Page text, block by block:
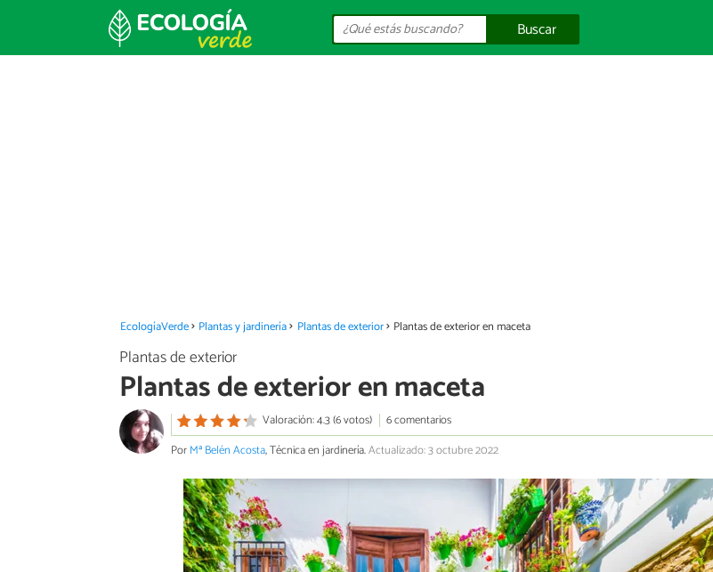
Buscar
EcologíaVerde Plantas y jardinería Plantas de exterior Plantas de exterior en maceta
Plantas de exterior
Plantas de exterior en maceta
Valoración: 4.3 (6 votos)
6 comentarios
PorMª Belén Acosta, Técnica en jardinería.Actualizado: 3 octubre 2022